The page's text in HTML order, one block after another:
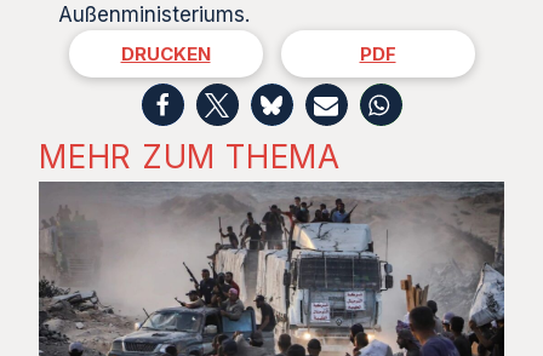
Außenministeriums.
DRUCKEN PDF
MEHR ZUM THEMA